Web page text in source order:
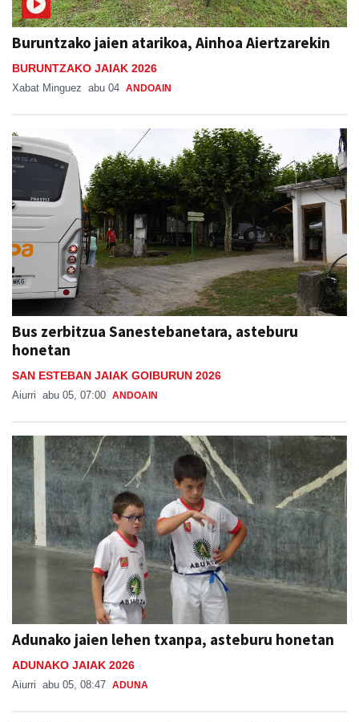
Buruntzako jaien atarikoa, Ainhoa Aiertzarekin
BURUNTZAKO JAIAK 2026
Xabat Minguez abu 04 ANDOAIN
Bus zerbitzua Sanestebanetara, asteburu
honetan
SAN ESTEBAN JAIAK GOIBURUN 2026
Aiurri abu 05, 07:00 ANDOAIN
Adunako jaien lehen txanpa, asteburu honetan
ADUNAKO JAIAK 2026
Aiurri abu 05, 08:47 ADUNA